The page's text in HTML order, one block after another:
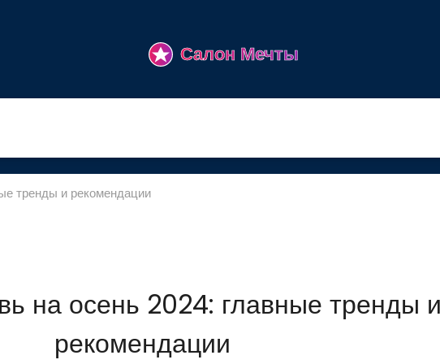
тренды и рекомендации
на осень 2024: главные тренды
рекомендации